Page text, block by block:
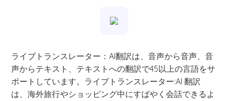
ライブトランスレーター：AI翻訳は、音声から音声、音
声からテキスト、テキストへの翻訳で45以上の言語をサ
ポートしています。ライブトランスレーター:AI 翻訳
は、海外旅行やショッピング中にすばやく会話できるよ